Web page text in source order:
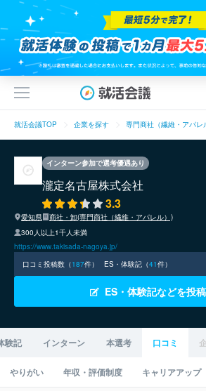
就活会議TOP 企業を探す 専門商社（繊維・アパ
インターン参加で選考優遇あり
瀧定名古屋株式会社
3.3
愛知県
商社・卸(専門商社（繊維・アパレル）)
300人以上1千人未満
https://www.takisada-nagoya.jp/
口コミ投稿数（187件） ES・体験記（41件）
ES・体験記などを投
験記 インターン 本選考 口コミ
やりがい 年収・評価制度 キャリアアップ